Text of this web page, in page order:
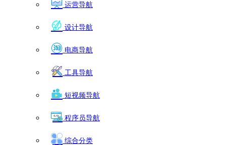
运营导航
设计导航
电商导航
工具导航
短视频导航
程序员导航
综合分类